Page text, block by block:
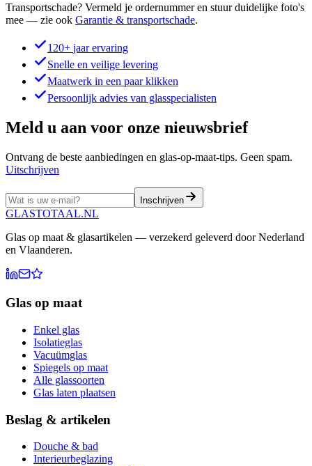
Transportschade? Vermeld je ordernummer en stuur duidelijke foto's
mee — zie ook Garantie & transportschade.
120+ jaar ervaring
Snelle en veilige levering
Maatwerk in een paar klikken
Persoonlijk advies van glasspecialisten
Meld u aan voor onze nieuwsbrief
Ontvang de beste aanbiedingen en glas-op-maat-tips. Geen spam.
Uitschrijven
Inschrijven
GLASTOTAAL.NL
Glas op maat & glasartikelen — verzekerd geleverd door Nederland
en Vlaanderen.
Glas op maat
Enkel glas
Isolatieglas
Vacuümglas
Spiegels op maat
Alle glassoorten
Glas laten plaatsen
Beslag & artikelen
Douche & bad
Interieurbeglazing